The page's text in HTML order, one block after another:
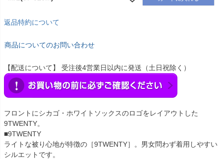
返品特約について
商品についてのお問い合わせ
【配送について】 受注後4営業日以内に発送（土日祝除く）
フロントにシカゴ・ホワイトソックスのロゴをレイアウトした
9TWENTY。
■9TWENTY
ライトな被り心地が特徴の［9TWENTY］。男女問わず着用しやすい
シルエットです。